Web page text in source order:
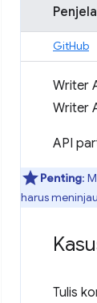
GitHub
Writer
Writer
API
Penting:
harus meninjau
Tulis